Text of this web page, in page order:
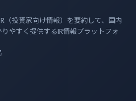
（投資家向け情報）を要約して、国内
やすく提供するIR情報プラットフォ